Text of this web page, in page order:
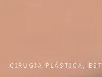
CIRUGÍA PLÁSTICA,